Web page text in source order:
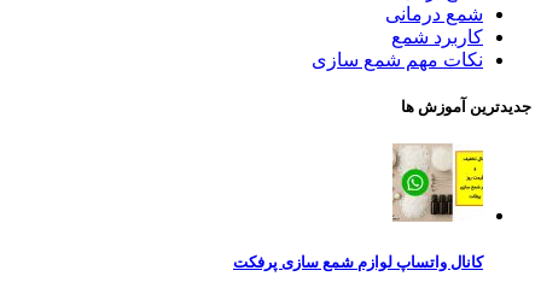
شمع درمانی
کاربرد شمع
نکات مهم شمع سازی
جدیدترین آموزش ها
کانال واتساپ لوازم شمع سازی پرفکت